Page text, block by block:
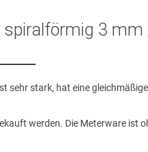
3
sehr stark, hat eine
werden. Die Meterware ist